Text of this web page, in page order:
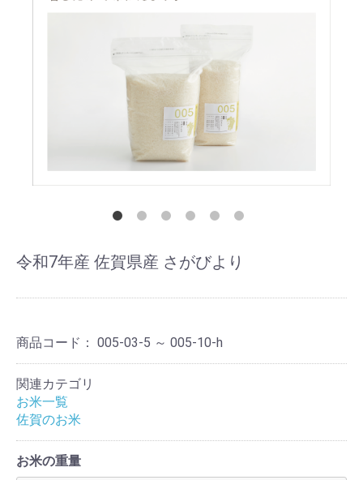
令和7年産 佐賀県産 さがびより
商品コード： 005-03-5 ～ 005-10-h
関連カテゴリ
お米一覧
佐賀のお米
お米の重量